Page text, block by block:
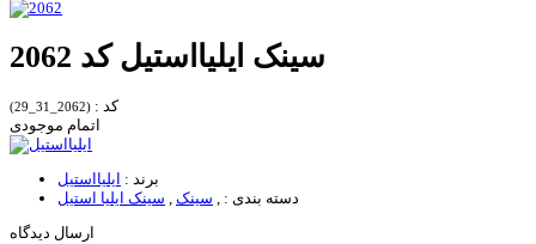
سینک ایلیااستیل کد 2062
کد : (2062_31_29)
اتمام موجودی
برند : ایلیااستیل
دسته بندی :
سینک
سینک ایلیا استیل
ارسال دیدگاه